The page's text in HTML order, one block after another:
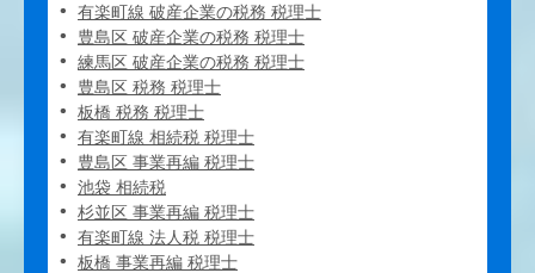
有楽町線 破産企業の税務 税理士
豊島区 破産企業の税務 税理士
練馬区 破産企業の税務 税理士
豊島区 税務 税理士
板橋 税務 税理士
有楽町線 相続税 税理士
豊島区 事業再編 税理士
池袋 相続税
杉並区 事業再編 税理士
有楽町線 法人税 税理士
板橋 事業再編 税理士